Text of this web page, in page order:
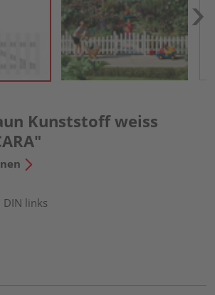
Kunststoff weiss
DIN links